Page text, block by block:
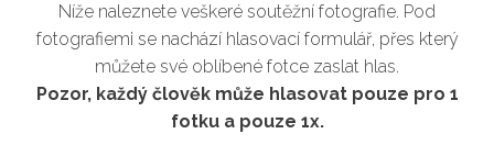
Níže naleznete veškeré soutěžní fotografie. Pod
fotografiemi se nachází hlasovací formulář, přes který
můžete své oblíbené fotce zaslat hlas.
Pozor, každý člověk může hlasovat pouze pro 1
fotku a pouze 1x.